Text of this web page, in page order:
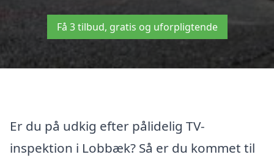
Få 3 tilbud, gratis og uforpligtende
Er du på udkig efter pålidelig TV-
inspektion i Lobbæk? Så er du kommet til